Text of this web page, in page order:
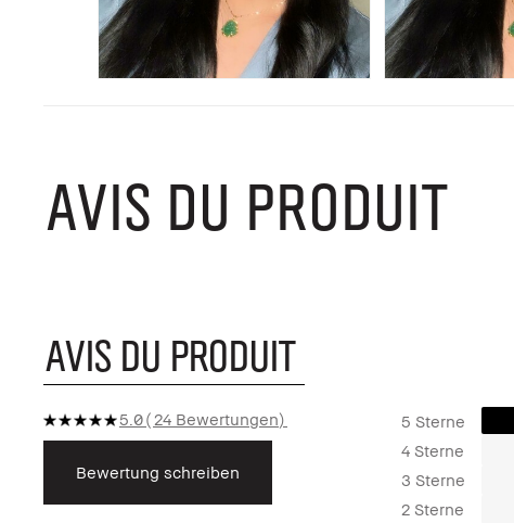
AVIS DU PRODUIT
AVIS DU PRODUIT
5.0 24 Bewertungen
Bewertung schreiben
5 Sterne
4 Sterne
3 Sterne
2 Sterne